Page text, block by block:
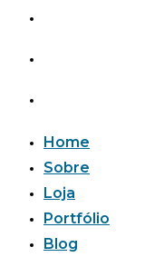
Home
Sobre
Loja
Portfólio
Blog